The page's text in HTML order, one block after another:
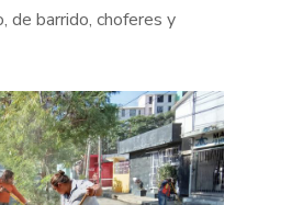
de barrido, choferes y